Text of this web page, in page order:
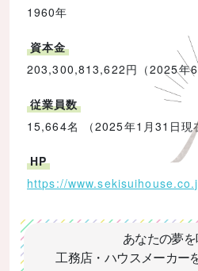
1960年
資本金
203,300,813,622円（2025年
従業員数
15,664名 （2025年1月31日現
HP
https://
あなたの夢
工務店・ハウスメーカー